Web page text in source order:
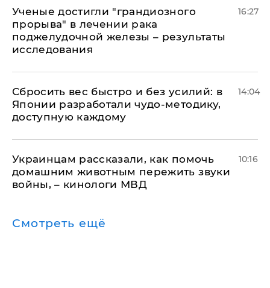
Ученые достигли "грандиозного
прорыва" в лечении рака
поджелудочной железы – результаты
исследования
16:27
Сбросить вес быстро и без усилий: в
Японии разработали чудо-методику,
доступную каждому
14:04
Украинцам рассказали, как помочь
домашним животным пережить звуки
войны, – кинологи МВД
10:16
Смотреть ещё